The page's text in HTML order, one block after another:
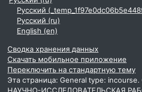
Русский
Русский ‎(ru)‎
English ‎(en)‎
Сводка хранения данных
Скачать мобильное приложение
Переключить на стандартную тему
Эта страница: General type: